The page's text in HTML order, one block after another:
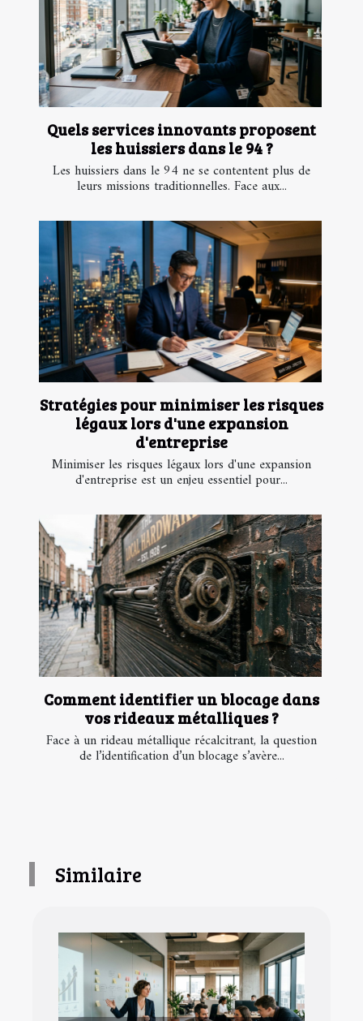
Quels services innovants proposent
les huissiers dans le 94 ?
Les huissiers dans le 94 ne se contentent plus de
leurs missions traditionnelles. Face aux...
Stratégies pour minimiser les risques
légaux lors d'une expansion
d'entreprise
Minimiser les risques légaux lors d'une expansion
d'entreprise est un enjeu essentiel pour...
Comment identifier un blocage dans
vos rideaux métalliques ?
Face à un rideau métallique récalcitrant, la question
de l’identification d’un blocage s’avère...
Similaire